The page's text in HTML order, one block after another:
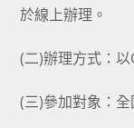
於線上辦理。
(二)辦理方式：
(三)參加對象：